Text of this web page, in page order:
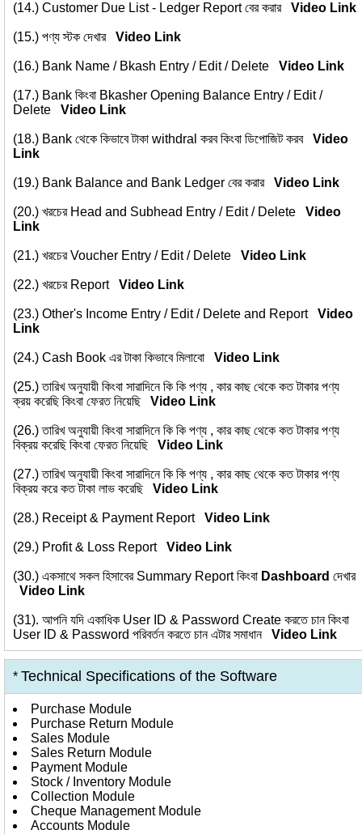
(14.) Customer Due List - Ledger Report বের করার Video Link
(15.) পণ্য স্টক দেখার Video Link
(16.) Bank Name / Bkash Entry / Edit / Delete Video Link
(17.) Bank কিংবা Bkasher Opening Balance Entry / Edit /
Delete Video Link
(18.) Bank থেকে কিভাবে টাকা withdral করব কিংবা ডিপোজিট করব Video
Link
(19.) Bank Balance and Bank Ledger বের করার Video Link
(20.) খরচের Head and Subhead Entry / Edit / Delete Video
Link
(21.) খরচের Voucher Entry / Edit / Delete Video Link
(22.) খরচের Report Video Link
(23.) Other's Income Entry / Edit / Delete and Report Video
Link
(24.) Cash Book এর টাকা কিভাবে মিলাবো Video Link
(25.)তারিখ অনুযায়ী কিংবা সারাদিনে কি কি পণ্য , কার কাছ থেকে কত টাকার পণ্য
ক্রয় করেছি কিংবা ফেরত নিয়েছি Video Link
(26.)তারিখ অনুযায়ী কিংবা সারাদিনে কি কি পণ্য , কার কাছ থেকে কত টাকার পণ্য
বিক্রয় করেছি কিংবা ফেরত নিয়েছি Video Link
(27.)তারিখ অনুযায়ী কিংবা সারাদিনে কি কি পণ্য , কার কাছ থেকে কত টাকার পণ্য
বিক্রয় করে কত টাকা লাভ করেছি Video Link
(28.) Receipt & Payment Report Video Link
(29.) Profit & Loss Report Video Link
(30.) একসাথে সকল হিসাবের Summary Report কিংবা Dashboard দেখার
Video Link
(31). আপনি যদি একাধিক User ID & Password Create করতে চান কিংবা
User ID & Password পরিবর্তন করতে চান এটার সমাধান Video Link
* Technical Specifications of the Software
Purchase Module
Purchase Return Module
Sales Module
Sales Return Module
Payment Module
Stock / Inventory Module
Collection Module
Cheque Management Module
Accounts Module